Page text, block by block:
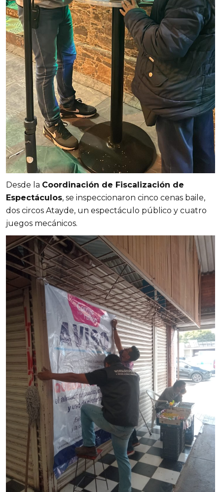
Desde la Coordinación de Fiscalización de
Espectáculos, se inspeccionaron cinco cenas baile,
dos circos Atayde, un espectáculo público y cuatro
juegos mecánicos.